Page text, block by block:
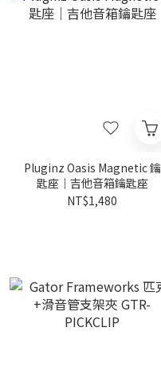
Pluginz Oasis Magnetic 鑰
匙座｜吉他音箱鑰匙座
NT$1,480